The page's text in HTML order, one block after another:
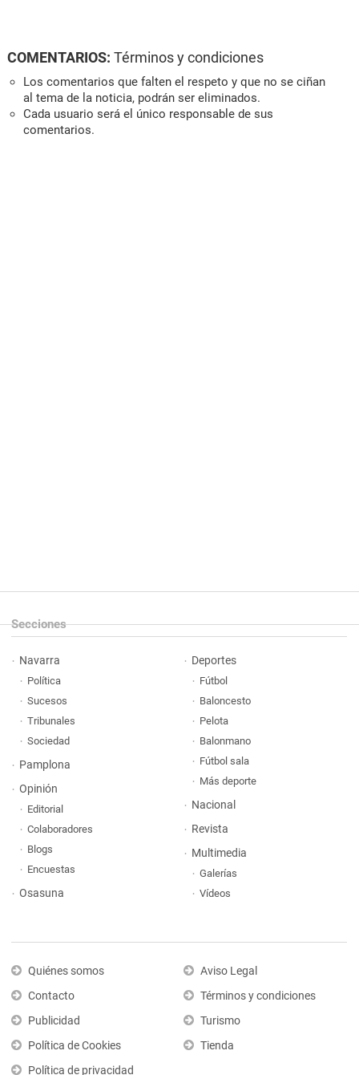
COMENTARIOS: Términos y condiciones
Los comentarios que falten el respeto y que no se ciñan
al tema de la noticia, podrán ser eliminados.
Cada usuario será el único responsable de sus
comentarios.
Secciones
Navarra
Política
Sucesos
Tribunales
Sociedad
Pamplona
Opinión
Editorial
Colaboradores
Blogs
Encuestas
Osasuna
Deportes
Fútbol
Baloncesto
Pelota
Balonmano
Fútbol sala
Más deporte
Nacional
Revista
Multimedia
Galerías
Vídeos
Quiénes somos
Contacto
Publicidad
Política de Cookies
Política de privacidad
Aviso Legal
Términos y condiciones
Turismo
Tienda